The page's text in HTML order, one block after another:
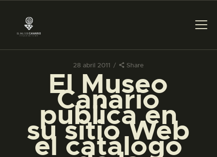
28 abril 2011 Share
El Museo
Canario
publica en
su sitio Web
el catálogo
PREPARAR LA VISITA
ACTIVIDADES
█